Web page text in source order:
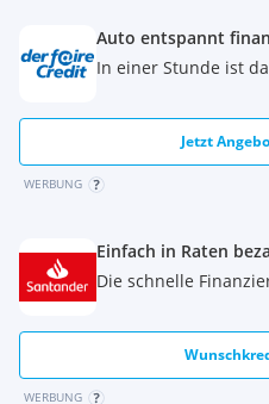
Auto entspannt
In einer Stunde ist
Jetzt
WERBUNG
Einfach in Raten
Die schnelle
WERBUNG